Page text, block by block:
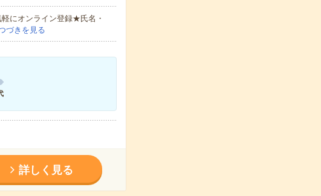
にオンライン登録★氏名・
づきを見る
詳しく見る